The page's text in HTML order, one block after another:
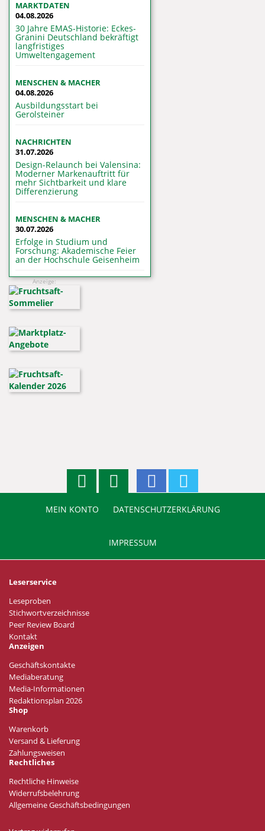
MARKTDATEN
04.08.2026
30 Jahre EMAS-Historie: Eckes-
Granini Deutschland bekräftigt
langfristiges
Umweltengagement
MENSCHEN & MACHER
04.08.2026
Ausbildungsstart bei
Gerolsteiner
NACHRICHTEN
31.07.2026
Design-Relaunch bei Valensina:
Moderner Markenauftritt für
mehr Sichtbarkeit und klare
Differenzierung
MENSCHEN & MACHER
30.07.2026
Erfolge in Studium und
Forschung: Akademische Feier
an der Hochschule Geisenheim
Anzeige:
MEIN KONTO DATENSCHUTZERKLÄRUNG
IMPRESSUM
Leserservice
Leseproben
Stichwortverzeichnisse
Peer Review Board
Kontakt
Anzeigen
Geschäftskontakte
Mediaberatung
Media-Informationen
Redaktionsplan 2026
Shop
Warenkorb
Versand & Lieferung
Zahlungsweisen
Rechtliches
Rechtliche Hinweise
Widerrufsbelehrung
Allgemeine Geschäftsbedingungen